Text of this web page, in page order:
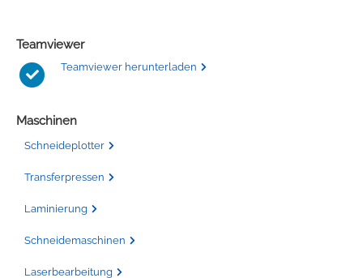
Teamviewer
Teamviewer herunterladen
Maschinen
Schneideplotter
Transferpressen
Laminierung
Schneidemaschinen
Laserbearbeitung